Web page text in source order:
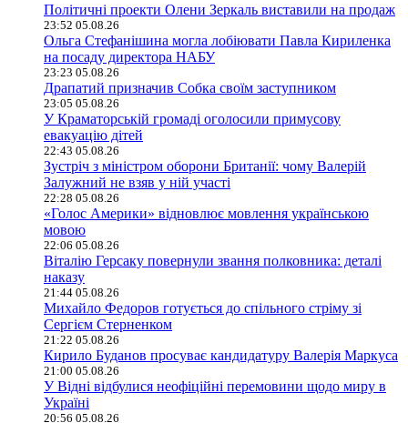
Політичні проекти Олени Зеркаль виставили на продаж
23:52 05.08.26
Ольга Стефанішина могла лобіювати Павла Кириленка
на посаду директора НАБУ
23:23 05.08.26
Драпатий призначив Собка своїм заступником
23:05 05.08.26
У Краматорській громаді оголосили примусову
евакуацію дітей
22:43 05.08.26
Зустріч з міністром оборони Британії: чому Валерій
Залужний не взяв у ній участі
22:28 05.08.26
«Голос Америки» відновлює мовлення українською
мовою
22:06 05.08.26
Віталію Герсаку повернули звання полковника: деталі
наказу
21:44 05.08.26
Михайло Федоров готується до спільного стріму зі
Сергієм Стерненком
21:22 05.08.26
Кирило Буданов просуває кандидатуру Валерія Маркуса
21:00 05.08.26
У Відні відбулися неофіційні перемовини щодо миру в
Україні
20:56 05.08.26